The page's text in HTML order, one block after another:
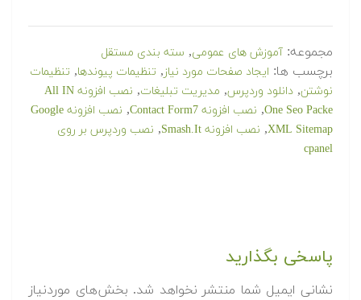
مجموعه: آموزش های عمومی, سته بندی مستقل
برچسب ها: ایجاد صفحات مورد نیاز, تنظیمات پیوندها, تنظیمات
نوشتن, دانلود وردپرس, مدیریت تبلیغات,
نصب افزونه All IN
One Seo Packe
, نصب افزونه Contact Form7 ,
نصب افزونه Google
XML Sitemap
, نصب افزونه Smash.It , نصب وردپرس بر روی
cpanel
پاسخی بگذارید
نشانی ایمیل شما منتشر نخواهد شد. بخش‌های موردنیاز